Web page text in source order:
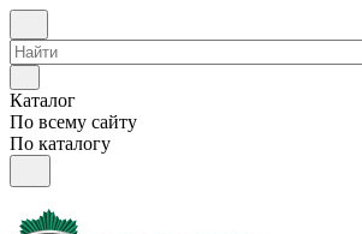
Каталог
По всему сайту
По каталогу